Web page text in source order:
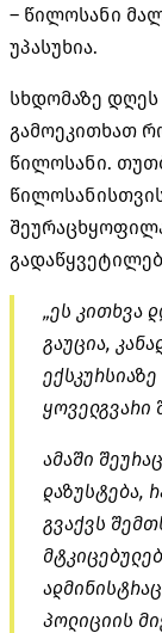
– წილოსანი
უპასუხია.
სხდომაზე დღეს
გამოეკითხათ
წილოსანი.
„ეს კითხვა
გაუცია,
ყოველგვარი
ამაში
დაზუსტება,
გვაქვს
პოლიციის